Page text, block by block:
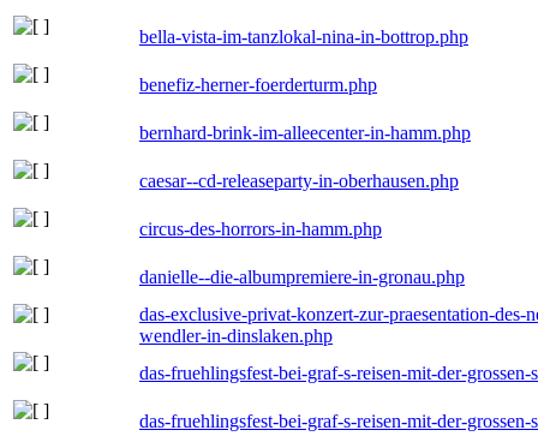
bella-vista-im-tanzlokal-nina-in-bottrop.php
benefiz-herner-foerderturm.php
bernhard-brink-im-alleecenter-in-hamm.php
caesar--cd-releaseparty-in-oberhausen.php
circus-des-horrors-in-hamm.php
danielle--die-albumpremiere-in-gronau.php
das-exclusive-privat-konzert-zur-praesentation-
wendler-in-dinslaken.php
das-fruehlingsfest-bei-graf-s-reisen-mit-der-
das-fruehlingsfest-bei-graf-s-reisen-mit-der-